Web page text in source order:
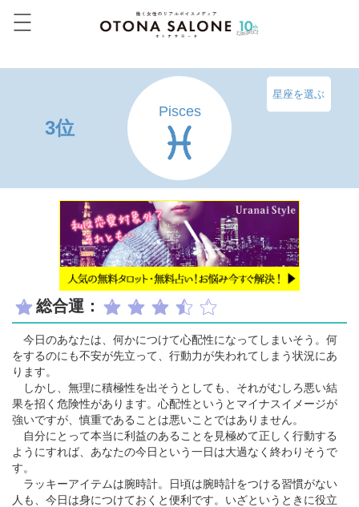
3位
Pisces
星座を選ぶ
総合運：
今日のあなたは、何かにつけて心配性になってしまいそう。何
をするのにも不安が先立って、行動力が失われてしまう状況にあ
ります。
しかし、無理に積極性を出そうとしても、それがむしろ悪い結
果を招く危険性があります。心配性というとマイナスイメージが
強いですが、慎重であることは悪いことではありません。
自分にとって本当に利益のあることを見極めて正しく行動する
ようにすれば、あなたの今日という一日は大過なく終わりそうで
す。
ラッキーアイテムは腕時計。日頃は腕時計をつける習慣がない
人も、今日は身につけておくと便利です。いざというときに役立